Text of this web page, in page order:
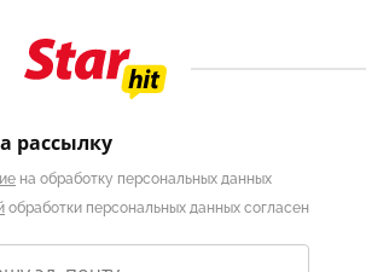
рассылку
на обработку персональных данных
обработки персональных данных согласен